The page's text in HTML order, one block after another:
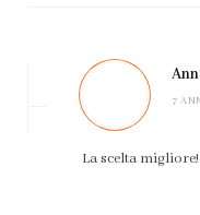
7
La scelta migliore!